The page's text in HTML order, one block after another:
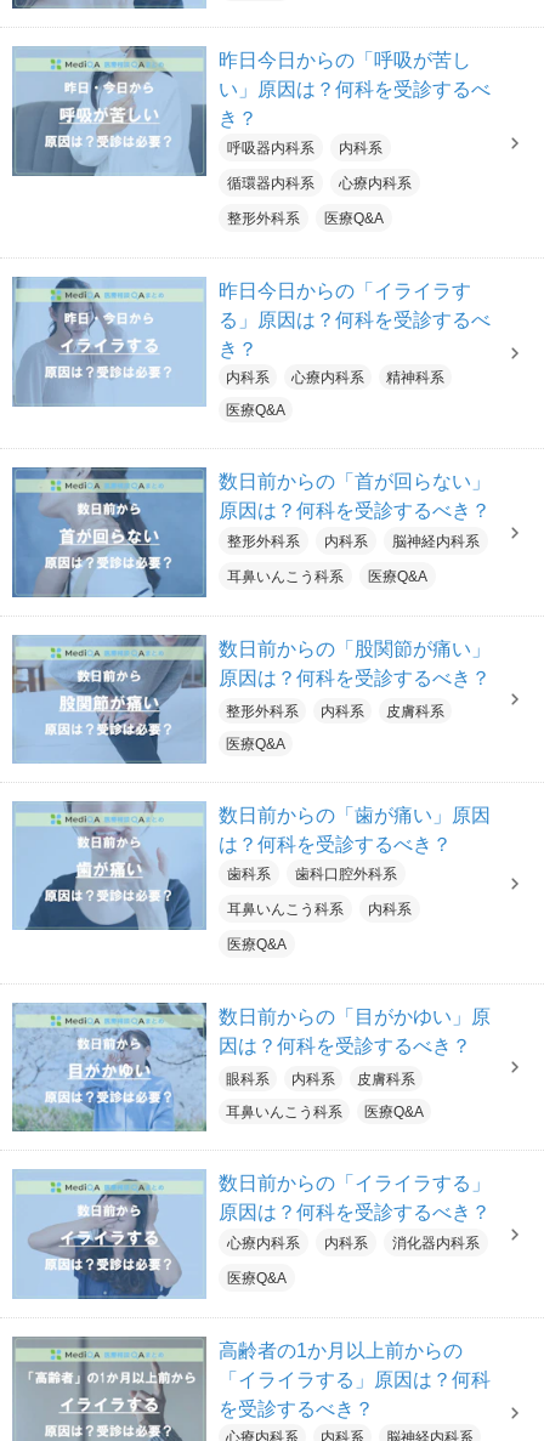
昨日今日からの「呼吸が苦し
い」原因は？何科を受診するべ
き？
呼吸器内科系 内科系
循環器内科系 心療内科系
整形外科系 医療Q&A
昨日今日からの「イライラす
る」原因は？何科を受診するべ
き？
内科系 心療内科系
精神科系
医療Q&A
数日前からの「首が回らない」
原因は？何科を受診するべき？
整形外科系 内科系 脳神経内科系
耳鼻いんこう科系 医療Q&A
数日前からの「股関節が痛い」
原因は？何科を受診するべき？
整形外科系 内科系
皮膚科系
医療Q&A
数日前からの「歯が痛い」原因
は？何科を受診するべき？
歯科系 歯科口腔外科系
耳鼻いんこう科系 内科系
医療Q&A
数日前からの「目がかゆい」原
因は？何科を受診するべき？
眼科系 内科系
皮膚科系
耳鼻いんこう科系
医療Q&A
数日前からの「イライラする」
原因は？何科を受診するべき？
心療内科系 内科系 消化器内科系
医療Q&A
高齢者の1か月以上前からの
「イライラする」原因は？何科
を受診するべき？
心療内科系 内科系
脳神経内科系